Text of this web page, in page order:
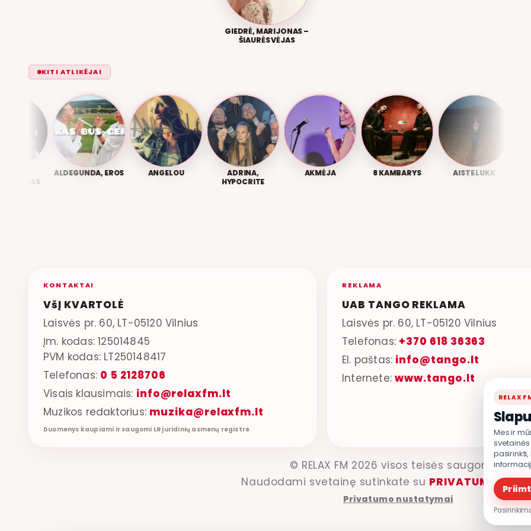
GIEDRĖ, MARIJONAS –
ŠIAURĖS VĖJAS
KITI ATLIKĖJAI
ALDEGUNDA, EROS ANGELOU
ADRINA,
HYPOCRITE
AKMĖJA 8 KAMBARYS AISTE LUKK
KONTAKTAI
VšĮ KVARTOLĖ
Laisvės pr. 60, LT-05120 Vilnius
Įm. kodas: 125014845
PVM kodas: LT250148417
Telefonas: 0 5 2128706
Visais klausimais: info@relaxfm.lt
Muzikos redaktorius: muzika@relaxfm.lt
Duomenys kaupiami ir saugomi LR juridinių asmenų registre
REKLAMA
UAB TANGO REKLAMA
Laisvės pr. 60, LT-05120 Vilnius
Telefonas: +370 618 36363
El. paštas: info@tango.lt
Internete:www.tango.lt
© RELAX FM 2026 visos teisės saugomos.
Naudodami svetainę sutinkate su PRIVATUMO
Privatumo nustatymai
RELAX
Mes ir